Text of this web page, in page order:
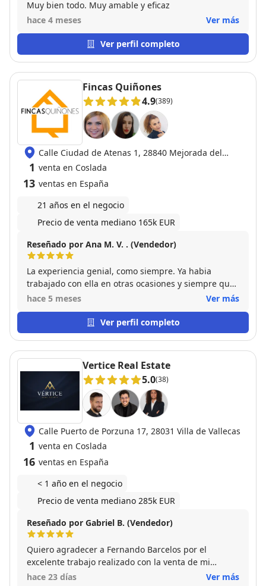
Muy bien todo. Muy amable y eficaz
hace 4 meses
Ver más
Ver perfil completo
Fincas Quiñones
4.9(389)
Calle Ciudad de Atenas 1, 28840 Mejorada del
Campo
1 venta en Coslada
13 ventas en España
21 años en el negocio
Precio de venta mediano 165k EUR
Reseñado por Ana M. V. . (Vendedor)
La experiencia genial, como siempre. Ya habia
trabajado con ella en otras ocasiones y siempre que
tengo alguna gestión que hacer acudo a ella. La
hace 5 meses Ver más
Ver perfil completo
Vertice Real Estate
5.0(38)
Calle Puerto de Porzuna 17, 28031 Villa de Vallecas
1 venta en Coslada
16 ventas en España
< 1 año en el negocio
Precio de venta mediano 285k EUR
Reseñado por Gabriel B. (Vendedor)
Quiero agradecer a Fernando Barcelos por el
excelente trabajo realizado con la venta de mi
vivienda en Almendrales, Usera. Desde el primer
hace 23 días Ver más